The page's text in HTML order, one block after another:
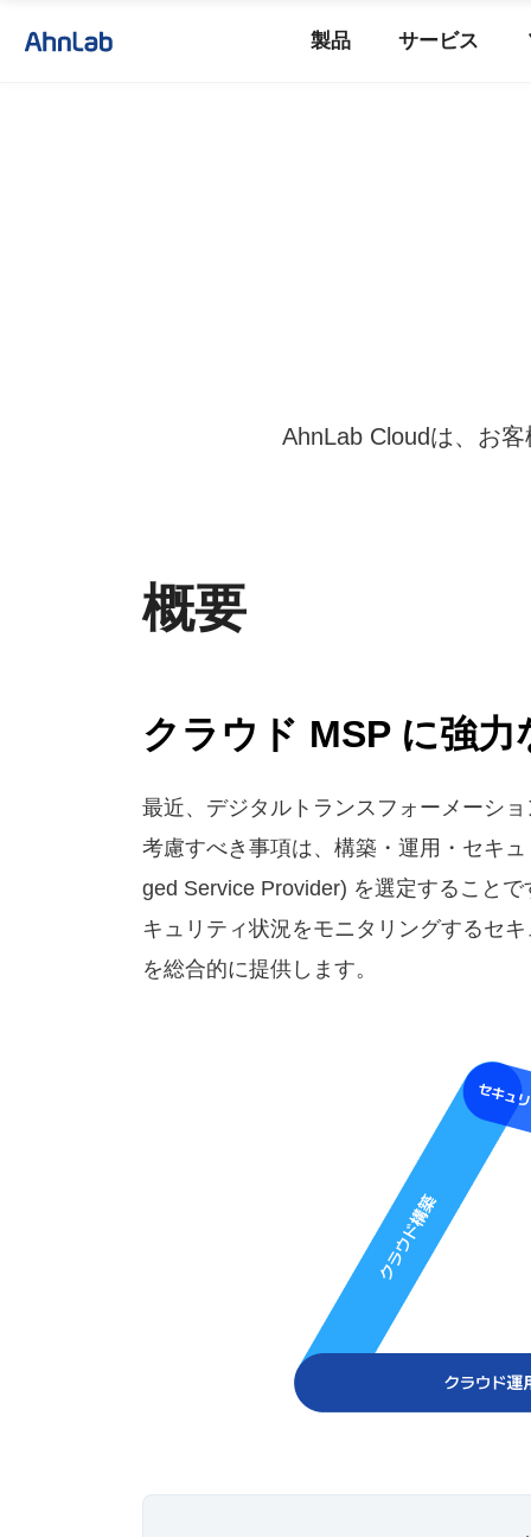
製品 サービス
AhnLab Cloudは、お
概要
クラウド MSP に強
最近、デジタルトランスフォーメーシ
考慮すべき事項は、構築・運用・セキ
ged Service Provider) を選定すること
キュリティ状況をモニタリングするセ
を総合的に提供します。